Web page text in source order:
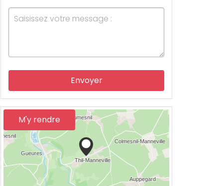
Envoyer
M'y rendre